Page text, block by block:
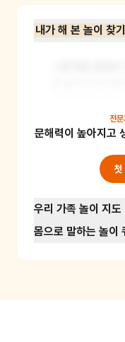
내가 해 본 놀이 찾기
그림책을 꼼꼼
본 놀이가 무엇
인지 찾아보세
지금 해보세요!
전
문해력이 높아지고
첫
우리 가족 놀이 지도
몸으로 말하는 놀이